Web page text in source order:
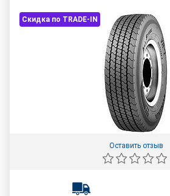
Скидка по TRADE-IN
Оставить отзыв